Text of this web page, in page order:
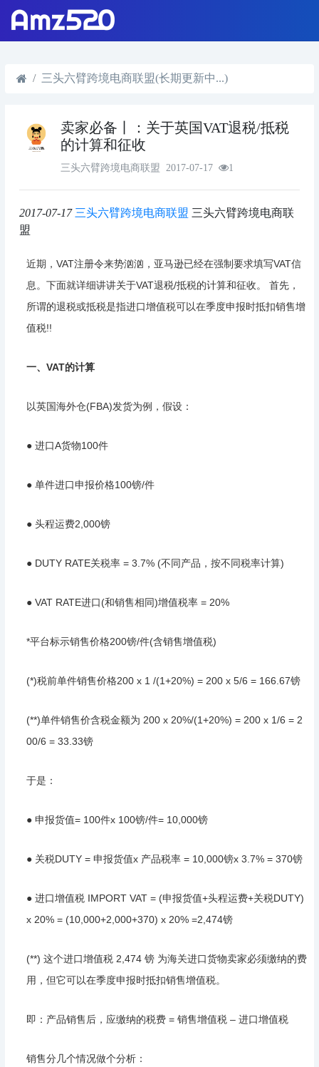
三头六臂跨境电商联盟(长期更新中...)
卖家必备丨：关于英国VAT退税/抵税
的计算和征收
三头六臂跨境电商联盟 2017-07-17 1
2017-07-17 三头六臂跨境电商联盟 三头六臂跨境电商联
盟
近期，VAT注册令来势汹汹，亚马逊已经在强制要求填写VAT信
息。下面就详细讲讲关于VAT退税/抵税的计算和征收。 首先，
所谓的退税或抵税是指进口增值税可以在季度申报时抵扣销售增
值税!!
一、VAT的计算
以英国海外仓(FBA)发货为例，假设：
● 进口A货物100件
● 单件进口申报价格100镑/件
● 头程运费2,000镑
● DUTY RATE关税率 = 3.7% (不同产品，按不同税率计算)
● VAT RATE进口(和销售相同)增值税率 = 20%
*平台标示销售价格200镑/件(含销售增值税)
(*)税前单件销售价格200 x 1 /(1+20%) = 200 x 5/6 = 166.67镑
(**)单件销售价含税金额为 200 x 20%/(1+20%) = 200 x 1/6 = 2
00/6 = 33.33镑
于是：
● 申报货值= 100件x 100镑/件= 10,000镑
● 关税DUTY = 申报货值x 产品税率 = 10,000镑x 3.7% = 370镑
● 进口增值税 IMPORT VAT = (申报货值+头程运费+关税DUTY)
x 20% = (10,000+2,000+370) x 20% =2,474镑
(**) 这个进口增值税 2,474 镑 为海关进口货物卖家必须缴纳的费
用，但它可以在季度申报时抵扣销售增值税。
即：产品销售后，应缴纳的税费 = 销售增值税 – 进口增值税
销售分几个情况做个分析：